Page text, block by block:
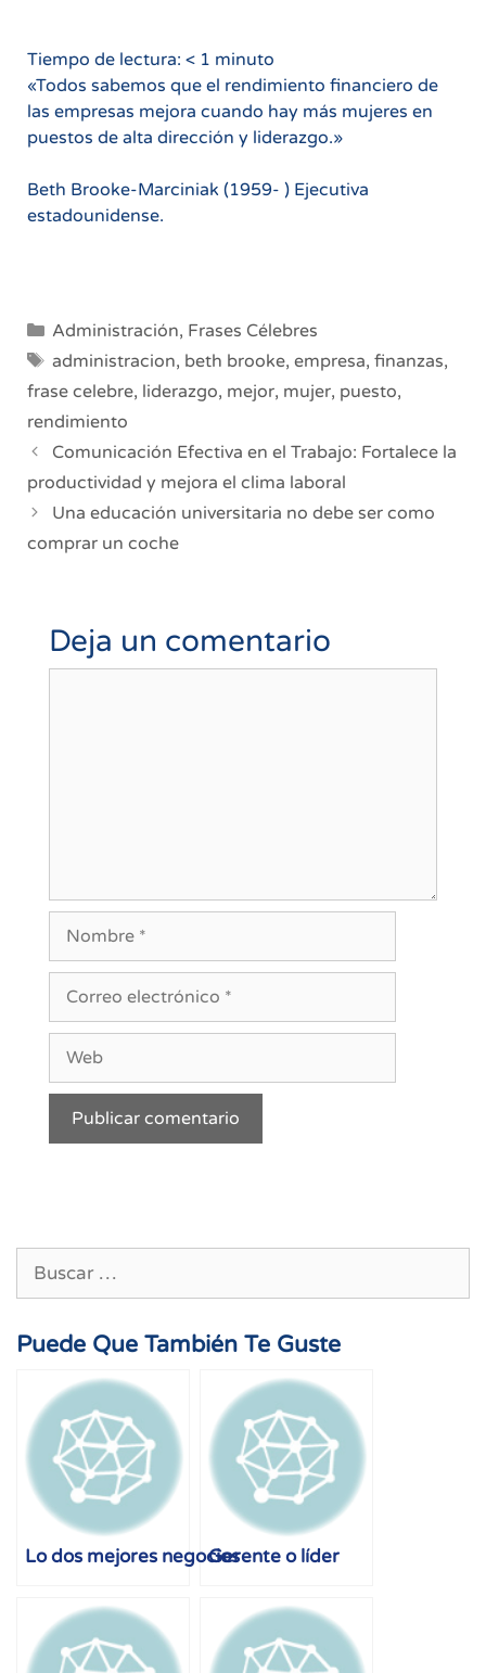
Tiempo de lectura: < 1 minuto
«Todos sabemos que el rendimiento financiero de
las empresas mejora cuando hay más mujeres en
puestos de alta dirección y liderazgo.»
Beth Brooke-Marciniak (1959- ) Ejecutiva
estadounidense.
Categorías
Administración, Frases Célebres
Etiquetas
administracion, beth brooke, empresa, finanzas,
frase celebre, liderazgo, mejor, mujer, puesto,
rendimiento
Navegación
de
entradas
Comunicación Efectiva en el Trabajo: Fortalece la
productividad y mejora el clima laboral
Una educación universitaria no debe ser como
comprar un coche
Deja un comentario
Nombre
Correo
Puede Que También Te Guste
Lo dos mejores negociosGerente o líder